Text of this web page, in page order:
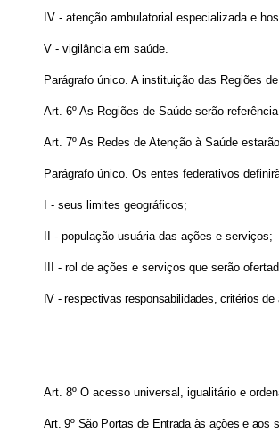
IV - atenção ambulatorial especializada e
V - vigilância em saúde.
Parágrafo único. A instituição das Regiões
Art. 6º As Regiões de Saúde serão
Art. 7º As Redes de Atenção à Saúde
Parágrafo único. Os entes federativos
I - seus limites geográficos;
II - população usuária das ações e serviços;
III - rol de ações e serviços que serão
IV - respectivas responsabilidades, critérios
Art. 8º O acesso universal, igualitário e
Art. 9º São Portas de Entrada às ações e aos